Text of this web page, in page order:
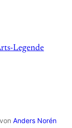
Legende
Anders Norén